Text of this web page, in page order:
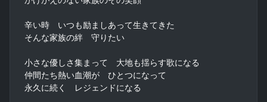
辛い時　いつも励ましあって生きてきた
そんな家族の絆　守りたい
小さな優しさ集まって　大地も揺らす歌になる
仲間たち熱い血潮が　ひとつになって
永久に続く　レジェンドになる